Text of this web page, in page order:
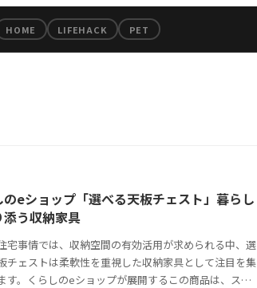
いもの厳選ピック
HOME LIFEHACK PET
のeショップ「選べる天板チェスト」暮らし
添う収納家具
宅事情では、収納空間の有効活用が求められる中、選
チェストは柔軟性を重視した収納家具として注目を集
す。くらしのeショップが展開するこの商品は、スリ